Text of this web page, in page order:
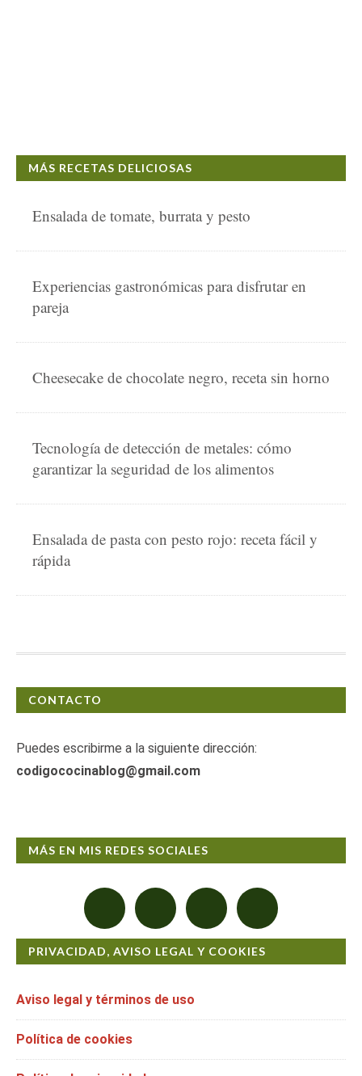
MÁS RECETAS DELICIOSAS
Ensalada de tomate, burrata y pesto
Experiencias gastronómicas para disfrutar en
pareja
Cheesecake de chocolate negro, receta sin horno
Tecnología de detección de metales: cómo
garantizar la seguridad de los alimentos
Ensalada de pasta con pesto rojo: receta fácil y
rápida
CONTACTO
Puedes escribirme a la siguiente dirección:
codigococinablog@gmail.com
MÁS EN MIS REDES SOCIALES
PRIVACIDAD, AVISO LEGAL Y COOKIES
Aviso legal y términos de uso
Política de cookies